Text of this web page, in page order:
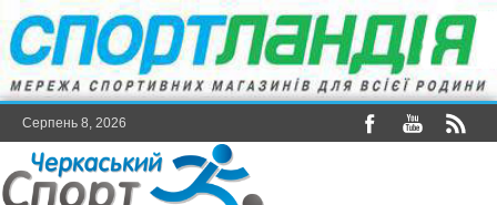
Серпень 8, 2026